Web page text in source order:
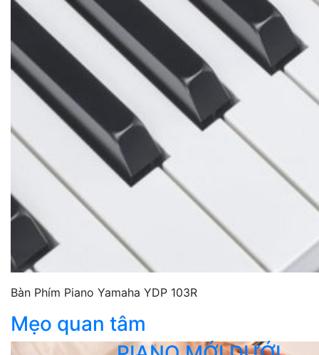
Bàn Phím Piano Yamaha YDP 103R
Mẹo quan tâm